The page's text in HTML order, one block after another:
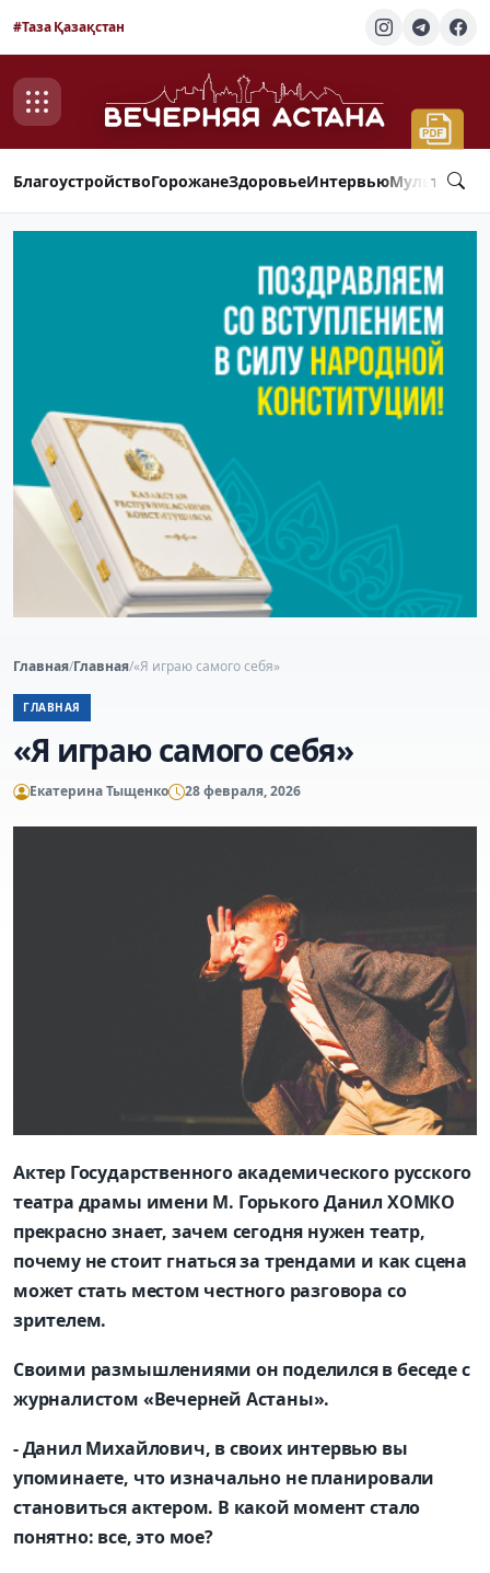
#Таза Қазақстан
БлагоустройствоГорожанеЗдоровьеИнтервью
Главная/Главная/«Я играю самого себя»
ГЛАВНАЯ
«Я играю самого себя»
Екатерина Тыщенко 28 февраля, 2026
Актер Государственного академического русского
театра драмы имени М. Горького Данил ХОМКО
прекрасно знает, зачем сегодня нужен театр,
почему не стоит гнаться за трендами и как сцена
может стать местом честного разговора со
зрителем.
Своими размышлениями он поделился в беседе с
журналис­том «Вечерней Астаны».
- Данил Михайлович, в своих интервью вы
упоминаете, что изначально не планировали
становиться актером. В какой момент стало
понятно: все, это мое?